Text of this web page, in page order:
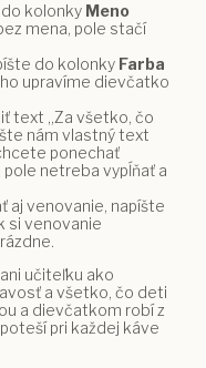
kolonky Meno
mena, pole stačí
do kolonky Farba
upravíme dievčatko
text „Za všetko, čo
nám vlastný text
ponechať
netreba vypĺňať a
aj venovanie, napíšte
si venovanie
učiteľku ako
a všetko, čo deti
a dievčatkom robí z
pri každej káve